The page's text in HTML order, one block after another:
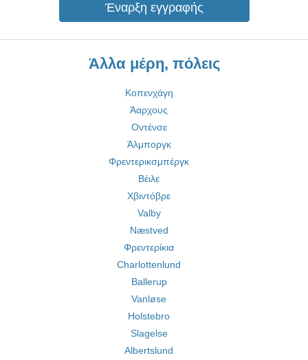
Έναρξη εγγραφής
Άλλα μέρη, πόλεις
Κοπενχάγη
Άαρχους
Οντένσε
Άλμποργκ
Φρεντερικσμπέργκ
Βέιλε
Χβιντόβρε
Valby
Næstved
Φρεντερίκια
Charlottenlund
Ballerup
Vanløse
Holstebro
Slagelse
Albertslund